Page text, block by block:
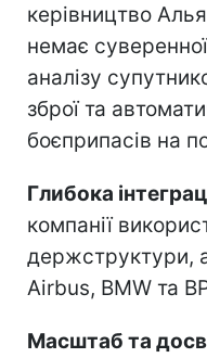
керівництво
немає
аналізу
зброї та
боєприпасів на
Глибока
компанії
держструктури,
Airbus, BMW та
Масштаб та